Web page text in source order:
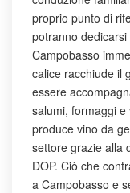
proprio punto di
potranno dedicarsi
Campobasso
calice racchiude il
essere
salumi, formaggi
produce vino da
settore grazie alla
DOP. Ciò che
a Campobasso e